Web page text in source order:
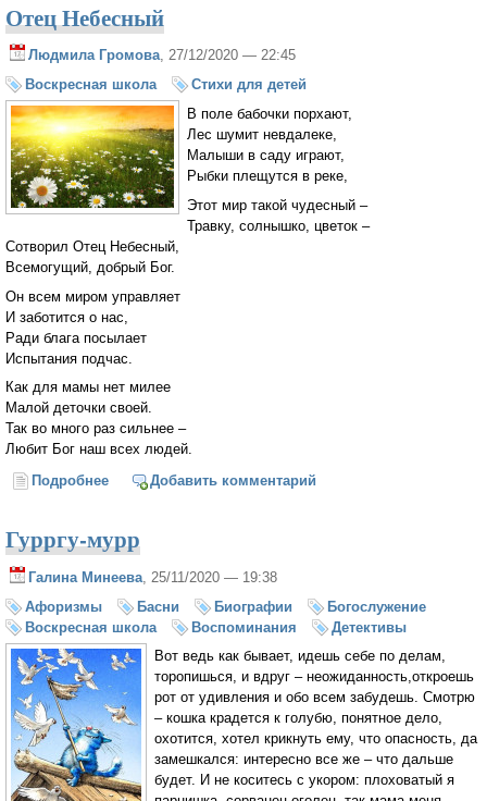
Отец Небесный
Людмила Громова, 27/12/2020 — 22:45
Воскресная школа
Стихи для детей
В поле бабочки порхают,
Лес шумит невдалеке,
Малыши в саду играют,
Рыбки плещутся в реке,
Этот мир такой чудесный –
Травку, солнышко, цветок –
Сотворил Отец Небесный,
Всемогущий, добрый Бог.
Он всем миром управляет
И заботится о нас,
Ради блага посылает
Испытания подчас.
Как для мамы нет милее
Малой деточки своей.
Так во много раз сильнее –
Любит Бог наш всех людей.
Подробнее о Отец Небесный
Добавить комментарий
Гурргу-мурр
Галина Минеева , 25/11/2020 — 19:38
Афоризмы
Басни Биографии
Богослужение
Воскресная школа
Воспоминания
Детективы
Вот ведь как бывает, идешь себе по делам,
торопишься, и вдруг – неожиданность,откроешь
рот от удивления и обо всем забудешь. Смотрю
– кошка крадется к голубю, понятное дело,
охотится, хотел крикнуть ему, что опасность, да
замешкался: интересно все же – что дальше
будет. И не коситесь с укором: плоховатый я